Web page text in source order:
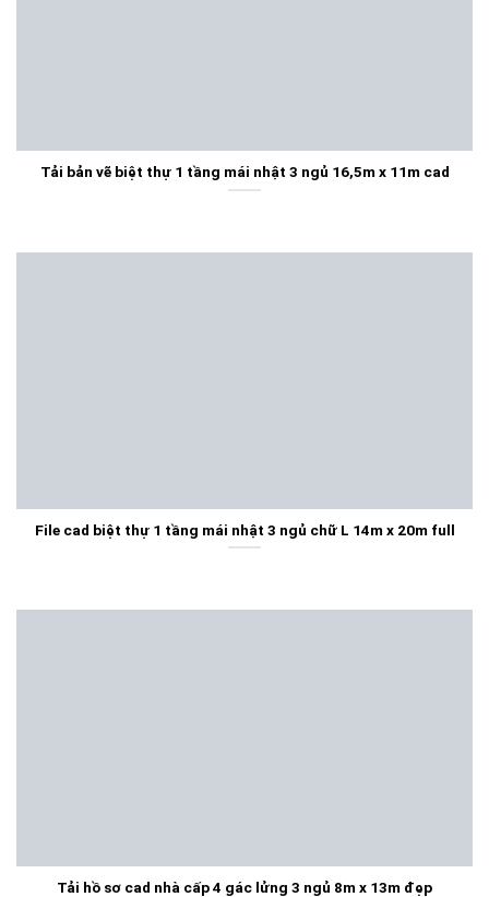
Tải bản vẽ biệt thự 1 tầng mái nhật 3 ngủ 16,5m x 11m cad
File cad biệt thự 1 tầng mái nhật 3 ngủ chữ L 14m x 20m full
Tải hồ sơ cad nhà cấp 4 gác lửng 3 ngủ 8m x 13m đẹp